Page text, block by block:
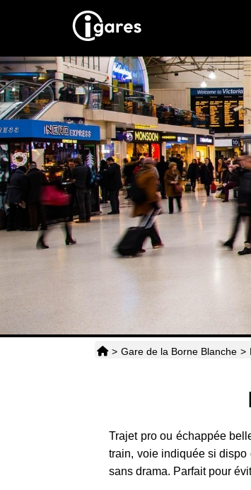
> Gare de la Borne Blanche >
Trajet pro ou échappée
train, voie indiquée si dispo
sans drama. Parfait pour